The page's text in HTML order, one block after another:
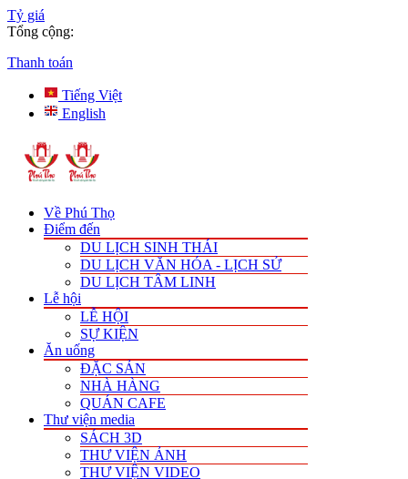
Tỷ giá
Tổng cộng:
Thanh toán
Tiếng Việt
English
Về Phú Thọ
Điểm đến
DU LỊCH SINH THÁI
DU LỊCH VĂN HÓA - LỊCH SỬ
DU LỊCH TÂM LINH
Lễ hội
LỄ HỘI
SỰ KIỆN
Ăn uống
ĐẶC SẢN
NHÀ HÀNG
QUÁN CAFE
Thư viện media
SÁCH 3D
THƯ VIỆN ẢNH
THƯ VIỆN VIDEO